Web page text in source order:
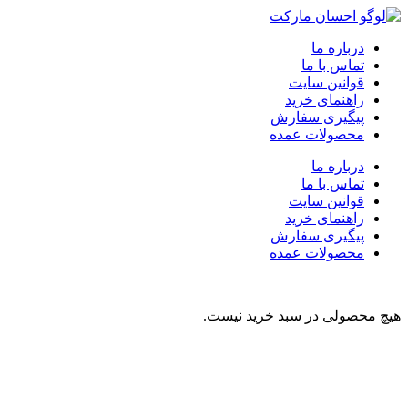
درباره ما
تماس با ما
قوانین سایت
راهنمای خرید
پیگیری سفارش
محصولات عمده
درباره ما
تماس با ما
قوانین سایت
راهنمای خرید
پیگیری سفارش
محصولات عمده
هیچ محصولی در سبد خرید نیست.